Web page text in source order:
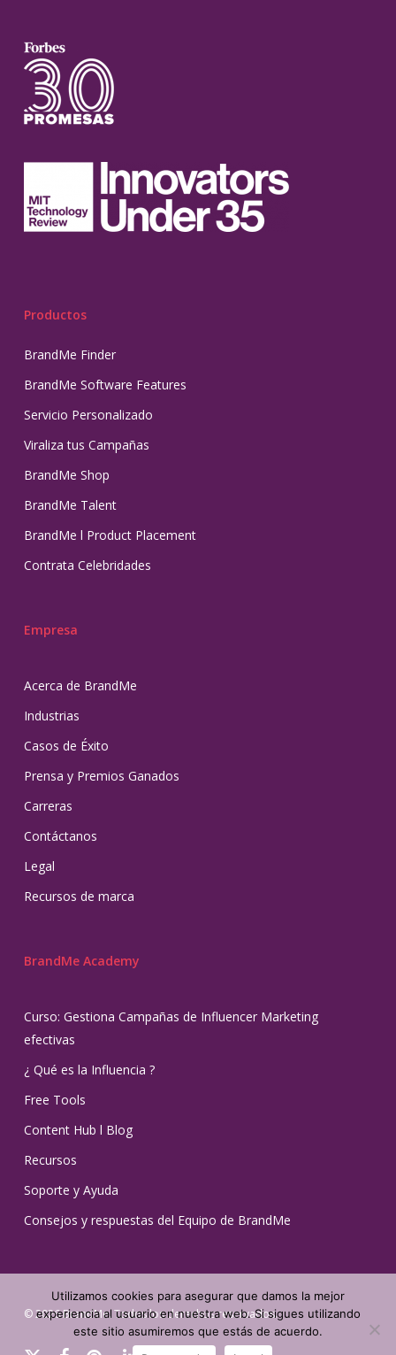
Productos
BrandMe Finder
BrandMe Software Features
Servicio Personalizado
Viraliza tus Campañas
BrandMe Shop
BrandMe Talent
BrandMe l Product Placement
Contrata Celebridades
Empresa
Acerca de BrandMe
Industrias
Casos de Éxito
Prensa y Premios Ganados
Carreras
Contáctanos
Legal
Recursos de marca
BrandMe Academy
Curso: Gestiona Campañas de Influencer Marketing
efectivas
¿ Qué es la Influencia ?
Free Tools
Content Hub l Blog
Recursos
Soporte y Ayuda
Consejos y respuestas del Equipo de BrandMe
© 2026 BrandMe. Todos los derechos reservados.
Utilizamos cookies para asegurar que damos la mejor
experiencia al usuario en nuestra web. Si sigues utilizando
este sitio asumiremos que estás de acuerdo.